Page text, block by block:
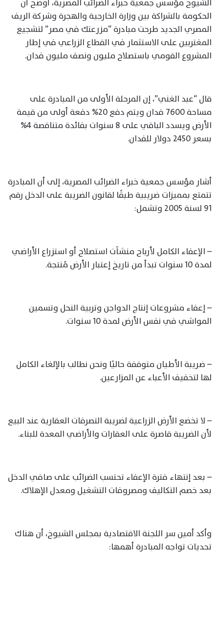
الحكومة بالشراكة بين وزارة الخارجية والهجرة وشركة الريف
المصري الجديد طرحت مبادرة “مزرعتك في مصر” لتشجيع
المغتربين على الاستثمار في القطاع الزراعي في إطار
المشروع القومي باستصلاح مليون ونصف مليون فدان.
قال “عبد الغني”، إن المرحلة الأولى من المبادرة على
مساحة 7600 فدان ويتم دفع 20% دفعة أولى من قيمة
الأرض ويسدد الباقي على 8 سنوات بفائدة متناقصة 4%
بسعر 2450 دولار للفدان.
أشار مؤسس جمعية خبراء الضرائب المصرية، إلى أن المبادرة
تتمتع بمميزات ضريبية طبقًا لقانون الضريبة على الدخل رقم
91 لسنة 2005 وتشمل:
– الإعفاء الكامل لأرباح منشآت استصلاح أو استزراع الأراضي
لمدة 10 سنوات تبدأ من تاريخ إعتبار الأرض مُنتجة.
– إعفاء مشروعات إنتاج الدواجن وتربية النحل وتسمين
المواشي في نفس الأرض لمدة 10 سنوات.
– ضريبة الأطيان متوقفة حاليًا ونحن نطالب بالإلغاء الكامل
لها لتخفيف الأعباء عن المزارعين.
– لا تخضع الأرض الزراعية لضريبة التصرفات العقارية عند البيع
لأن الضريبة قاصرة على العقارات والأراضي المعدة للبناء.
– بعد إنتهاء فترة الإعفاء تحتسب الضرائب على صافي الدخل
بعد خصم التكاليف ومصروفات التشغيل ومعدل الإهلاك.
وأكد أمين سر اللجنة الاقتصادية بمجلس الشيوخ، أن هناك
تحديات تواجه المبادرة أهمها: